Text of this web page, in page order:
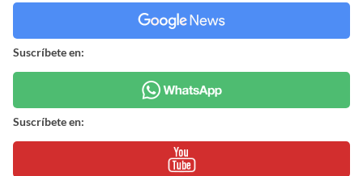
Suscríbete en:
Suscríbete en: